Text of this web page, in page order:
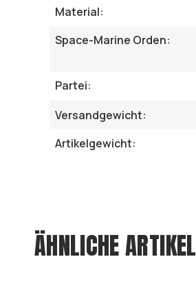
Material:
Space-Marine Orden:
Partei:
Versandgewicht:
Artikelgewicht:
ÄHNLICHE ARTIKEL